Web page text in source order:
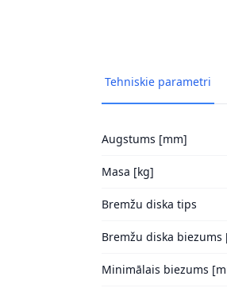
Tehniskie parametri
Augstums [mm]
Masa [kg]
Bremžu diska tips
Bremžu diska biezums
Minimālais biezums